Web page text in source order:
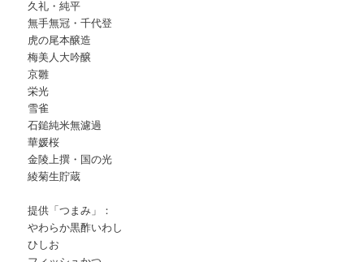
久礼・純平
無手無冠・千代登
虎の尾本醸造
梅美人大吟醸
京雛
栄光
雪雀
石鎚純米無濾過
華媛桜
金陵上撰・国の光
綾菊生貯蔵
提供「つまみ」：
やわらか黒酢いわし
ひしお